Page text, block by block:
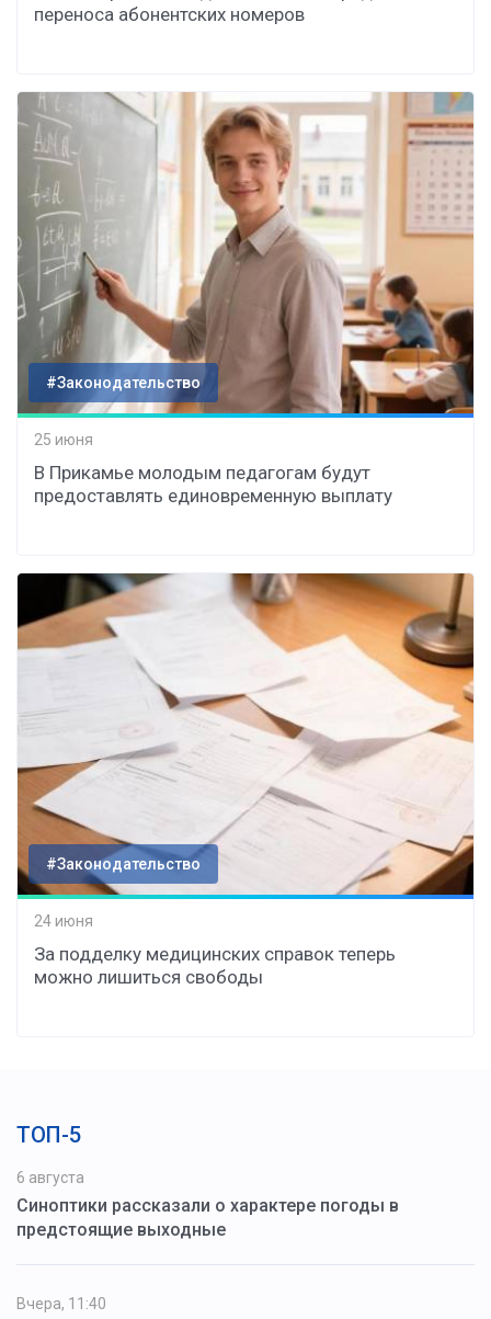
переноса абонентских номеров
#Законодательство
25 июня
В Прикамье молодым педагогам будут
предоставлять единовременную выплату
#Законодательство
24 июня
За подделку медицинских справок теперь
можно лишиться свободы
ТОП-5
6 августа
Синоптики рассказали о характере погоды в
предстоящие выходные
Вчера, 11:40